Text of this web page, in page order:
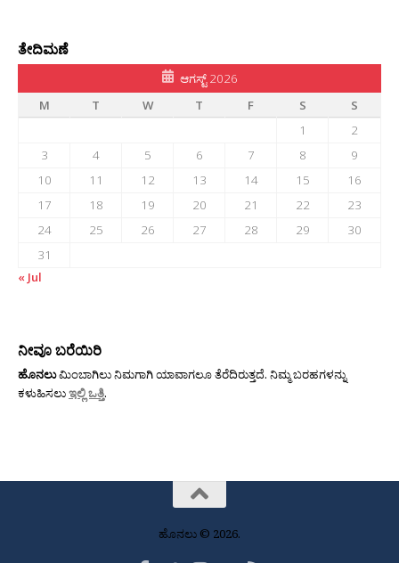
ತೇದಿಮಣೆ
ಆಗಸ್ಟ್ 2026
M
T W T F S
S
1
2
3
4 5 6 7 8
9
10
11 12 13 14 15
16
17
18 19 20 21 22
23
24
25 26 27 28 29
30
31
« Jul
ನೀವೂ ಬರೆಯಿರಿ
ಹೊನಲುಮಿಂಬಾಗಿಲು ನಿಮಗಾಗಿ ಯಾವಾಗಲೂ ತೆರೆದಿರುತ್ತದೆ. ನಿಮ್ಮ ಬರಹಗಳನ್ನು
ಕಳುಹಿಸಲುಇಲ್ಲಿ ಒತ್ತಿ.
ಹೊನಲು © 2026.